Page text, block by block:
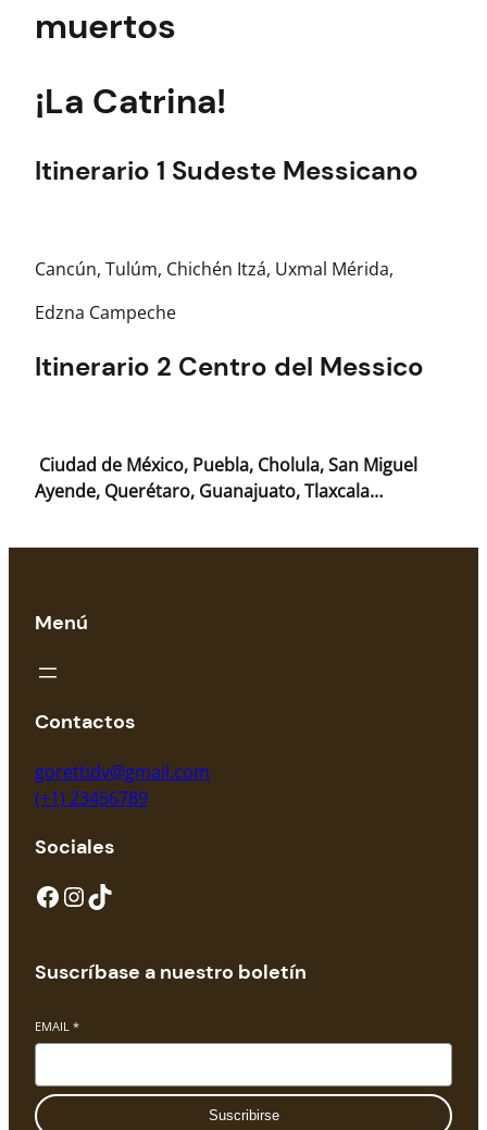
muertos
¡La Catrina!
Itinerario 1 Sudeste Messicano
Cancún, Tulúm, Chichén Itzá, Uxmal Mérida,
Edzna Campeche
Itinerario 2 Centro del Messico
Ciudad de México, Puebla, Cholula, San Miguel
Ayende, Querétaro, Guanajuato, Tlaxcala…
Menú
Contactos
gorettidv@gmail.com
(+1) 23456789
Sociales
Facebook InstagramTikTok
Suscríbase a nuestro boletín
EMAIL *
Suscribirse